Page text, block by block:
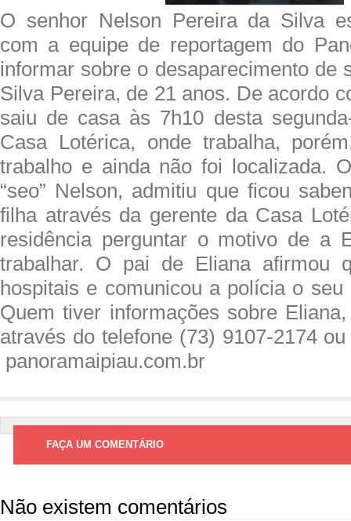
O senhor Nelson Pereira da Silva
com a equipe de reportagem do
informar sobre o desaparecimento de
Silva Pereira, de 21 anos. De acordo
saiu de casa às 7h10 desta
Casa Lotérica, onde trabalha,
trabalho e ainda não foi localizada.
“seo” Nelson, admitiu que ficou
filha através da gerente da Casa
residência perguntar o motivo de a
trabalhar. O pai de Eliana afirmou
hospitais e comunicou a polícia o seu
Quem tiver informações sobre
através do telefone (73) 9107-2174
panoramaipiau.com.br
FAÇA UM COMENTÁRIO
Não existem comentários